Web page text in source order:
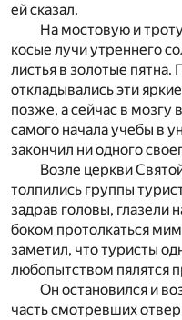
ей сказал.
На мостовую и
косые лучи утреннего
листья в золотые пятна.
откладывались эти
позже, а сейчас в мозгу
самого начала учебы в
закончил ни одного
Возле церкви
толпились группы
задрав головы,
боком протолкаться
заметил, что туристы
любопытством пялятся
Он остановился и
часть смотревших